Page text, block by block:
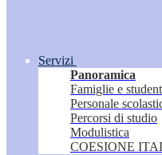
Servizi
Panoramica
Famiglie e
Personale
Percorsi di studio
Modulistica
COESIONE